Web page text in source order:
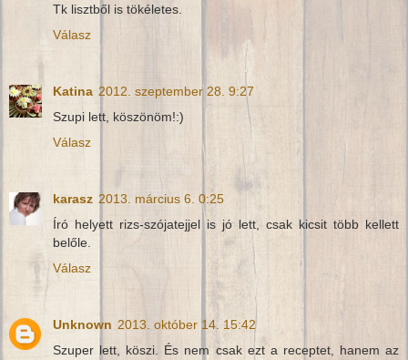
Tk lisztből is tökéletes.
Válasz
Katina 2012. szeptember 28. 9:27
Szupi lett, köszönöm!:)
Válasz
karasz 2013. március 6. 0:25
Író helyett rizs-szójatejjel is jó lett, csak kicsit több kellett
belőle.
Válasz
Unknown 2013. október 14. 15:42
Szuper lett, köszi. És nem csak ezt a receptet, hanem az